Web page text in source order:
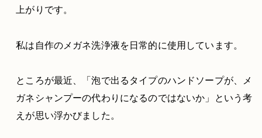
上がりです。
私は自作のメガネ洗浄液を日常的に使用しています。
ところが最近、「泡で出るタイプのハンドソープが、メ
ガネシャンプーの代わりになるのではないか」という考
えが思い浮かびました。